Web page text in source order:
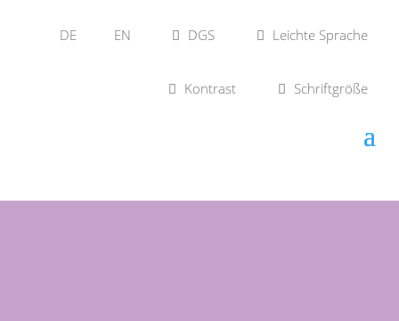
DE EN DGS Leichte Sprache
Kontrast Schriftgröße